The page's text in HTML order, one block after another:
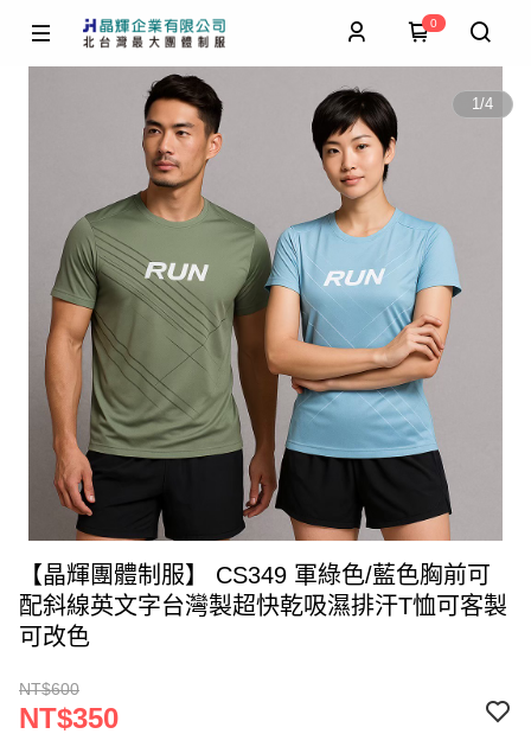
0
1/4
【晶輝團體制服】 CS349 軍綠色/藍色胸前可
配斜線英文字台灣製超快乾吸濕排汗T恤可客製
可改色
NT$600
NT$350